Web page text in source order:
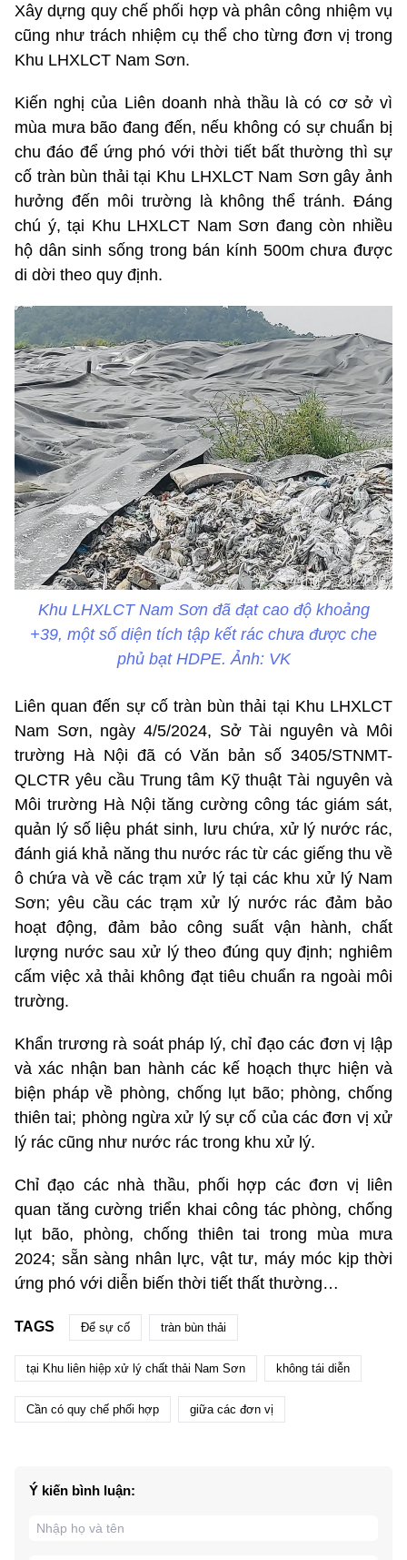
Xây dựng quy chế phối hợp và phân công nhiệm vụ
cũng như trách nhiệm cụ thể cho từng đơn vị trong
Khu LHXLCT Nam Sơn.
Kiến nghị của Liên doanh nhà thầu là có cơ sở vì
mùa mưa bão đang đến, nếu không có sự chuẩn bị
chu đáo để ứng phó với thời tiết bất thường thì sự
cố tràn bùn thải tại Khu LHXLCT Nam Sơn gây ảnh
hưởng đến môi trường là không thể tránh. Đáng
chú ý, tại Khu LHXLCT Nam Sơn đang còn nhiều
hộ dân sinh sống trong bán kính 500m chưa được
di dời theo quy định.
Khu LHXLCT Nam Sơn đã đạt cao độ khoảng
+39, một số diện tích tập kết rác chưa được che
phủ bạt HDPE. Ảnh: VK
Liên quan đến sự cố tràn bùn thải tại Khu LHXLCT
Nam Sơn, ngày 4/5/2024, Sở Tài nguyên và Môi
trường Hà Nội đã có Văn bản số 3405/STNMT-
QLCTR yêu cầu Trung tâm Kỹ thuật Tài nguyên và
Môi trường Hà Nội tăng cường công tác giám sát,
quản lý số liệu phát sinh, lưu chứa, xử lý nước rác,
đánh giá khả năng thu nước rác từ các giếng thu về
ô chứa và về các trạm xử lý tại các khu xử lý Nam
Sơn; yêu cầu các trạm xử lý nước rác đảm bảo
hoạt động, đảm bảo công suất vận hành, chất
lượng nước sau xử lý theo đúng quy định; nghiêm
cấm việc xả thải không đạt tiêu chuẩn ra ngoài môi
trường.
Khẩn trương rà soát pháp lý, chỉ đạo các đơn vị lập
và xác nhận ban hành các kế hoạch thực hiện và
biện pháp về phòng, chống lụt bão; phòng, chống
thiên tai; phòng ngừa xử lý sự cố của các đơn vị xử
lý rác cũng như nước rác trong khu xử lý.
Chỉ đạo các nhà thầu, phối hợp các đơn vị liên
quan tăng cường triển khai công tác phòng, chống
lụt bão, phòng, chống thiên tai trong mùa mưa
2024; sẵn sàng nhân lực, vật tư, máy móc kịp thời
ứng phó với diễn biến thời tiết thất thường…
TAGS Để sự cố tràn bùn thải
tại Khu liên hiệp xử lý chất thải Nam Sơn không tái diễn
Cần có quy chế phối hợp giữa các đơn vị
Ý kiến bình luận: